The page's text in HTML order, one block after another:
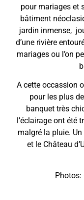
pour mariages et
bâtiment
jardin inmense,
d’une rivière
mariages ou l’on
A cette occassion
pour les plus
banquet très
l’éclairage ont été
malgré la pluie.
et le Château
Photos: